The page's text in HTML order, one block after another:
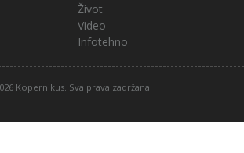
Život
Video
Infotehno
Kopernikus. Sva prava zadržana.